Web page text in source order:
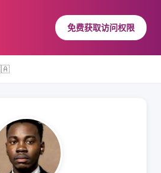
免费获取访问权限